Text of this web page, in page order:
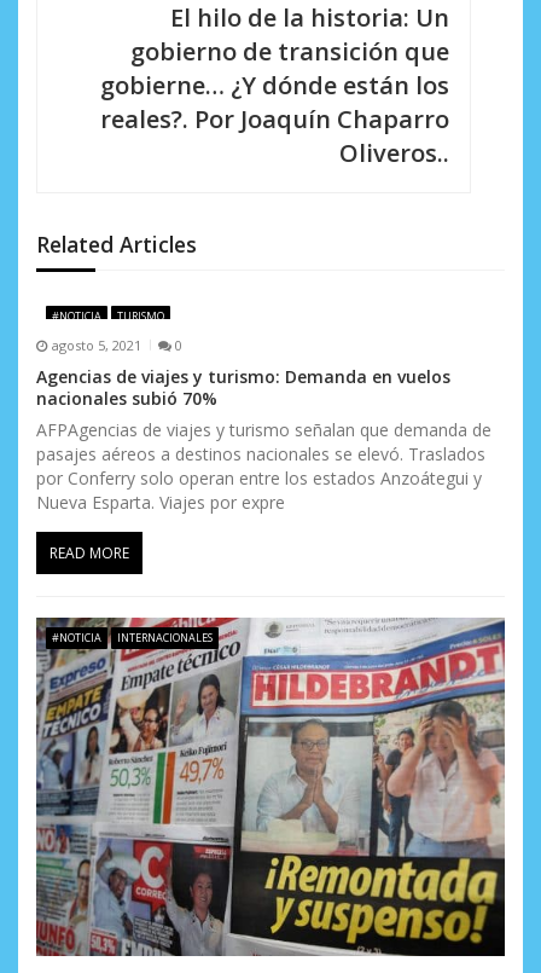
e
e
n
t
r
a
d
a
s
El hilo de la historia: Un
gobierno de transición que
gobierne… ¿Y dónde están los
reales?. Por Joaquín Chaparro
Oliveros..
Related Articles
#NOTICIA TURISMO
agosto 5, 2021 0
Agencias de viajes y turismo: Demanda en vuelos
nacionales subió 70%
AFPAgencias de viajes y turismo señalan que demanda de
pasajes aéreos a destinos nacionales se elevó. Traslados
por Conferry solo operan entre los estados Anzoátegui y
Nueva Esparta. Viajes por expre
READ MORE
#NOTICIA INTERNACIONALES